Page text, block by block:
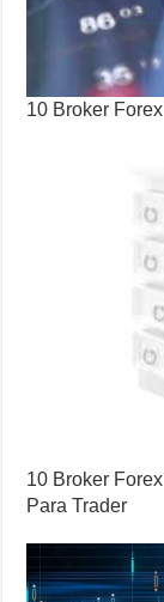
10 Broker
10 Broker
Para Trader